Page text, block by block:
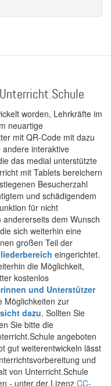
worden, Lehrkräfte im
neuartige
mit QR-Code mit dazu
interaktive
das medial unterstützte
mit Tablets bereichern
Besucherzahl
und schädigendem
für nicht
dem Wunsch
sich weiterhin eine
großen Teil der
eingerichtet.
die Möglichkeit,
kostenlos
und Unterstützer
Möglichkeiten zur
dazu. Sollten Sie
Sie bitte die
angeboten
gut weiterentwickeln lässt
und
von Unterricht.Schule
- unter der Lizenz CC-